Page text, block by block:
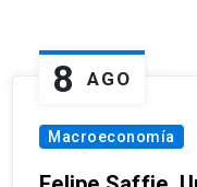
8 AGO
Macroeconomía